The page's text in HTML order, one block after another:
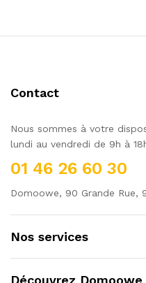
Contact
Nous sommes à votre
lundi au vendredi de 9h à
01 46 26 60 30
Domoowe, 90 Grande Rue,
Nos services
Découvrez Domoowe